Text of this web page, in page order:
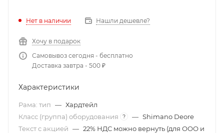
Нет в наличии Нашли дешевле?
Хочу в подарок
Самовывоз сегодня - бесплатно
Доставка завтра - 500 ₽
Характеристики
Рама: тип — Хардтейл
Класс (группа) оборудования
? — Shimano Deore
Текст с акцией — 22% НДС можно вернуть (для ООО и